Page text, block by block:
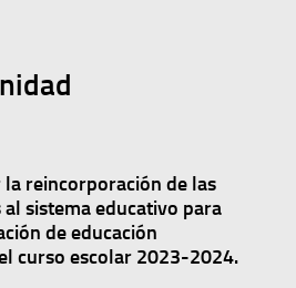
reincorporación de las
sistema educativo para
de educación
curso escolar 2023-2024.